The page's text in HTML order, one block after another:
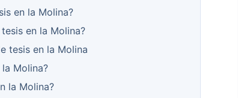
en la Molina?
en la Molina?
tesis en la Molina
Molina?
la Molina?